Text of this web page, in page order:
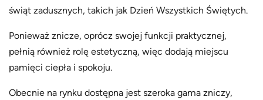
świąt zadusznych, takich jak Dzień Wszystkich Świętych.
Ponieważ znicze, oprócz swojej funkcji praktycznej,
pełnią również rolę estetyczną, więc dodają miejscu
pamięci ciepła i spokoju.
Obecnie na rynku dostępna jest szeroka gama zniczy,